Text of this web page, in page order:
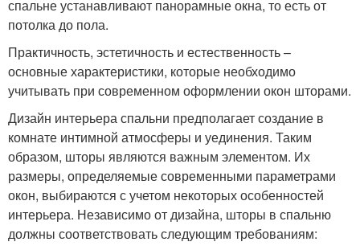
спальне устанавливают панорамные окна, то есть от
потолка до пола.
Практичность, эстетичность и естественность –
основные характеристики, которые необходимо
учитывать при современном оформлении окон шторами.
Дизайн интерьера спальни предполагает создание в
комнате интимной атмосферы и уединения. Таким
образом, шторы являются важным элементом. Их
размеры, определяемые современными параметрами
окон, выбираются с учетом некоторых особенностей
интерьера. Независимо от дизайна, шторы в спальню
должны соответствовать следующим требованиям: